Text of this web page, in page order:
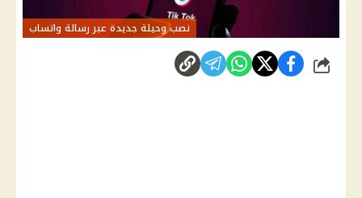
نصب وحيلة جديدة عبر رسالة واتساب
شارك